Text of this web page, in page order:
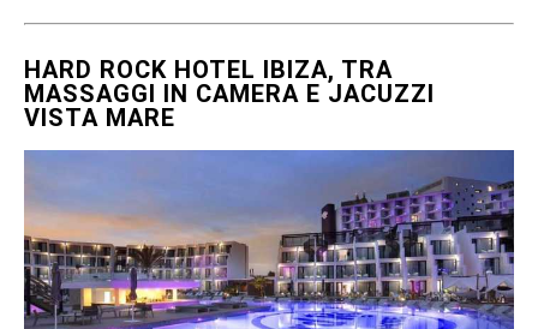
HARD ROCK HOTEL IBIZA, TRA
MASSAGGI IN CAMERA E JACUZZI
VISTA MARE